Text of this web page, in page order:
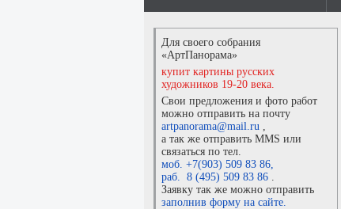
Для своего собрания
«АртПанорама»
купит картины русских
художников 19-20 века.
Свои предложения и фото работ
можно отправить на почту
artpanorama@mail.ru ,
а так же отправить MMS или
связаться по тел.
моб. +7(903) 509 83 86,
раб. 8 (495) 509 83 86 .
Заявку так же можно отправить
заполнив форму на сайте.